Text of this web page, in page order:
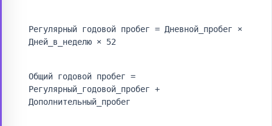
Регулярный годовой пробег = Дневной_пробег ×
Дней_в_неделю × 52
Общий годовой пробег =
Регулярный_годовой_пробег +
Дополнительный_пробег